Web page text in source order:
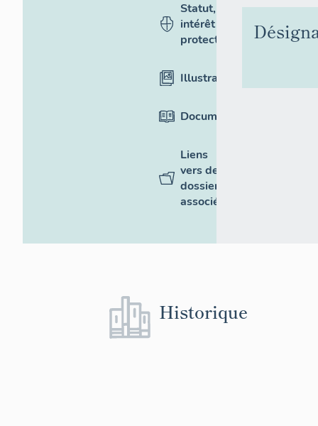
Statut,
intérêt et
protection
Illustrations
Documentation
Liens
vers des
dossiers
associés
Historique